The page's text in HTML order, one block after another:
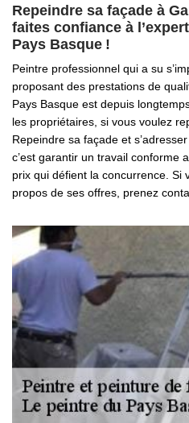
Repeindre sa façade à
faites confiance à
Pays Basque !
Peintre professionnel qui a su
proposant des prestations de
Pays Basque est depuis
les propriétaires, si vous voulez
Repeindre sa façade et
c’est garantir un travail conforme
prix qui défient la concurrence. Si
propos de ses offres, prenez